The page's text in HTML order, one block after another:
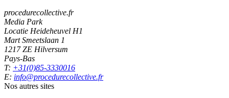
procedurecollective.fr
Media Park
Locatie Heideheuvel H1
Mart Smeetslaan 1
1217 ZE Hilversum
Pays-Bas
T: +31(0)85-3330016
E: info@procedurecollective.fr
Nos autres sites